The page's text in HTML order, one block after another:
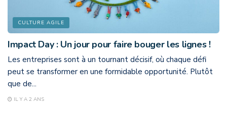
CULTURE AGILE
Impact Day : Un jour pour faire bouger les lignes !
Les entreprises sont à un tournant décisif, où chaque défi
peut se transformer en une formidable opportunité. Plutôt
que de...
IL Y A 2 ANS